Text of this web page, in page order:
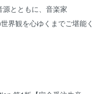
とともに、音楽家
界観を心ゆくまでご堪能く